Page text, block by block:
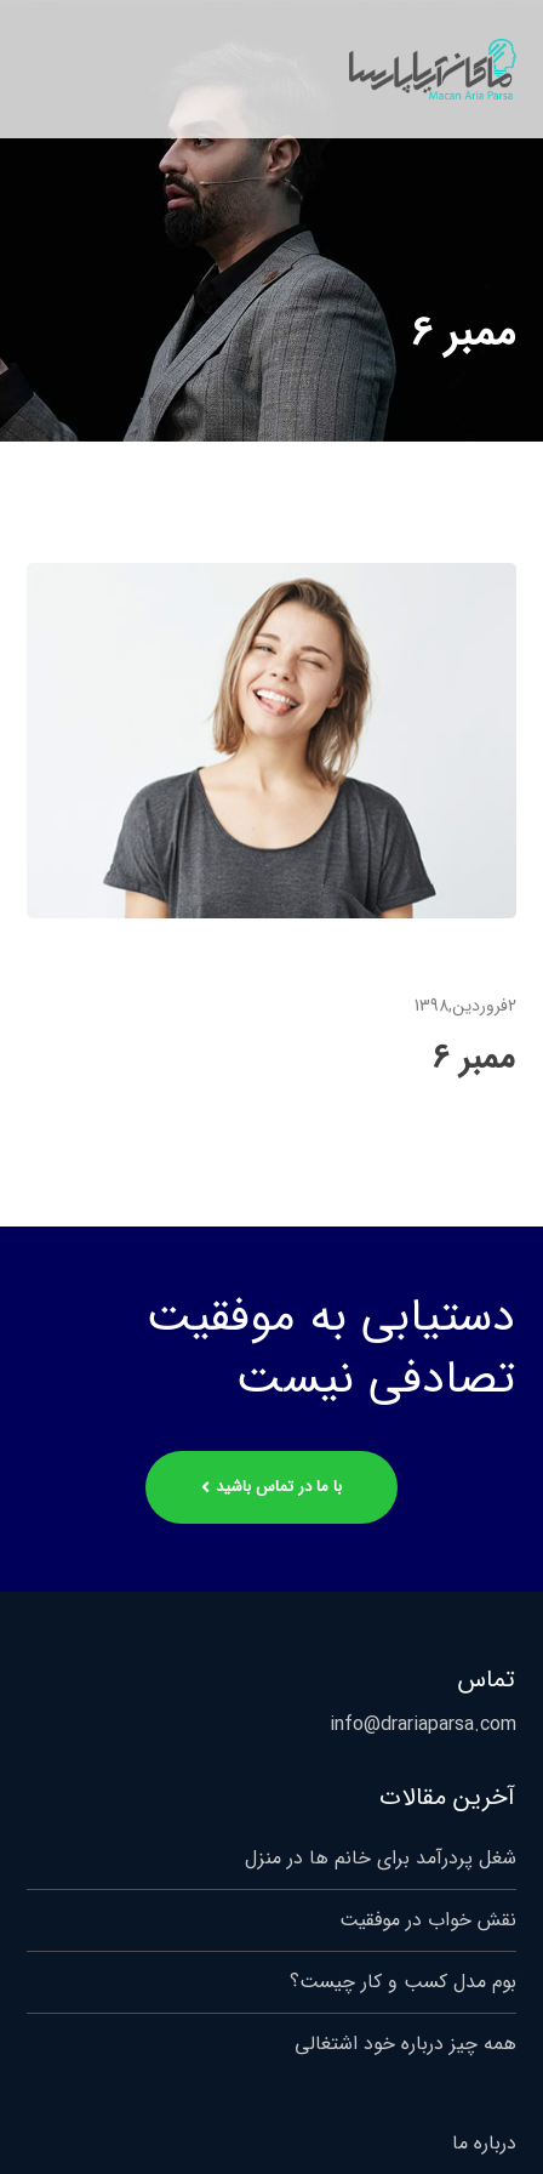
ممبر 6
2فروردین,1398
ممبر 6
دستیابی به موفقیت
تصادفی نیست
با ما در تماس باشید
تماس
info@drariaparsa.com
آخرین مقالات
شغل پردرآمد برای خانم ها در منزل
نقش خواب در موفقیت
بوم مدل کسب و کار چیست؟
همه چیز درباره خود اشتغالی
درباره ما